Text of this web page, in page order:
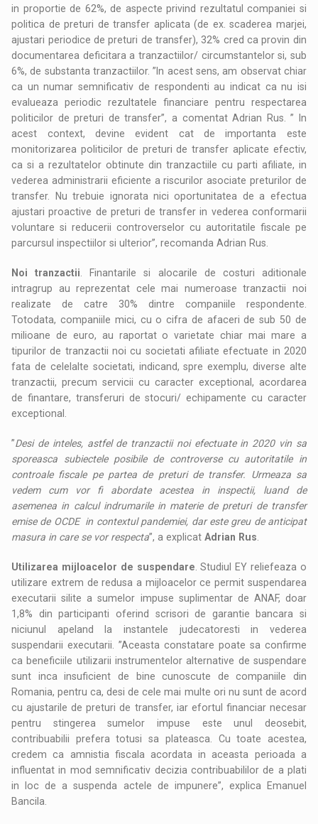
in proportie de 62%, de aspecte privind rezultatul companiei si
politica de preturi de transfer aplicata (de ex. scaderea marjei,
ajustari periodice de preturi de transfer), 32% cred ca provin din
documentarea deficitara a tranzactiilor/ circumstantelor si, sub
6%, de substanta tranzactiilor. ”In acest sens, am observat chiar
ca un numar semnificativ de respondenti au indicat ca nu isi
evalueaza periodic rezultatele financiare pentru respectarea
politicilor de preturi de transfer”, a comentat Adrian Rus. ” In
acest context, devine evident cat de importanta este
monitorizarea politicilor de preturi de transfer aplicate efectiv,
ca si a rezultatelor obtinute din tranzactiile cu parti afiliate, in
vederea administrarii eficiente a riscurilor asociate preturilor de
transfer. Nu trebuie ignorata nici oportunitatea de a efectua
ajustari proactive de preturi de transfer in vederea conformarii
voluntare si reducerii controverselor cu autoritatile fiscale pe
parcursul inspectiilor si ulterior”, recomanda Adrian Rus.
Noi tranzactii . Finantarile si alocarile de costuri aditionale
intragrup au reprezentat cele mai numeroase tranzactii noi
realizate de catre 30% dintre companiile respondente.
Totodata, companiile mici, cu o cifra de afaceri de sub 50 de
milioane de euro, au raportat o varietate chiar mai mare a
tipurilor de tranzactii noi cu societati afiliate efectuate in 2020
fata de celelalte societati, indicand, spre exemplu, diverse alte
tranzactii, precum servicii cu caracter exceptional, acordarea
de finantare, transferuri de stocuri/ echipamente cu caracter
exceptional.
”Desi de inteles, astfel de tranzactii noi efectuate in 2020 vin sa
sporeasca subiectele posibile de controverse cu autoritatile in
controale fiscale pe partea de preturi de transfer. Urmeaza sa
vedem cum vor fi abordate acestea in inspectii, luand de
asemenea in calcul indrumarile in materie de preturi de transfer
emise de OCDE in contextul pandemiei, dar este greu de anticipat
masura in care se vor respecta”, a explicatAdrian Rus
Utilizarea mijloacelor de suspendare . Studiul EY reliefeaza o
utilizare extrem de redusa a mijloacelor ce permit suspendarea
executarii silite a sumelor impuse suplimentar de ANAF, doar
1,8% din participanti oferind scrisori de garantie bancara si
niciunul apeland la instantele judecatoresti in vederea
suspendarii executarii. ”Aceasta constatare poate sa confirme
ca beneficiile utilizarii instrumentelor alternative de suspendare
sunt inca insuficient de bine cunoscute de companiile din
Romania, pentru ca, desi de cele mai multe ori nu sunt de acord
cu ajustarile de preturi de transfer, iar efortul financiar necesar
pentru stingerea sumelor impuse este unul deosebit,
contribuabilii prefera totusi sa plateasca. Cu toate acestea,
credem ca amnistia fiscala acordata in aceasta perioada a
influentat in mod semnificativ decizia contribuabililor de a plati
in loc de a suspenda actele de impunere”, explica Emanuel
Bancila.